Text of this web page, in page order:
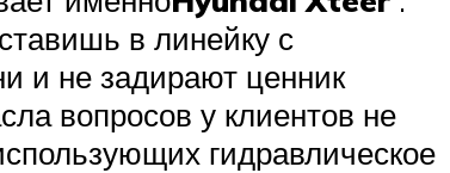
в линейку с
и не задирают ценник
вопросов у клиентов не
гидравлическое